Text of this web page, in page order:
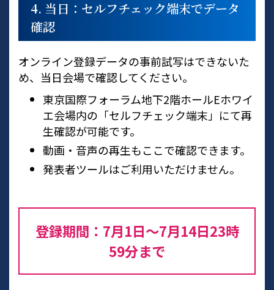
4. 当日：セルフチェック端末でデータ
確認
オンライン登録データの事前試写はできないた
め、当日会場で確認してください。
東京国際フォーラム地下2階ホールEホワイ
エ会場内の「セルフチェック端末」にて再
生確認が可能です。
動画・音声の再生もここで確認できます。
発表者ツールはご利用いただけません。
登録期間：7月1日～7月14日23時
59分まで